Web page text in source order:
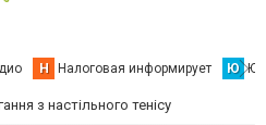
Н Налоговая информирует Ю
з настільного тенісу